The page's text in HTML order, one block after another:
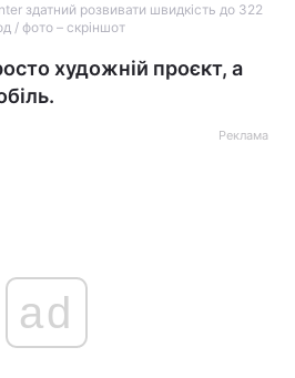
здатний розвивати швидкість до 322
/ фото – скріншот
художній проєкт, а
Реклама
ad